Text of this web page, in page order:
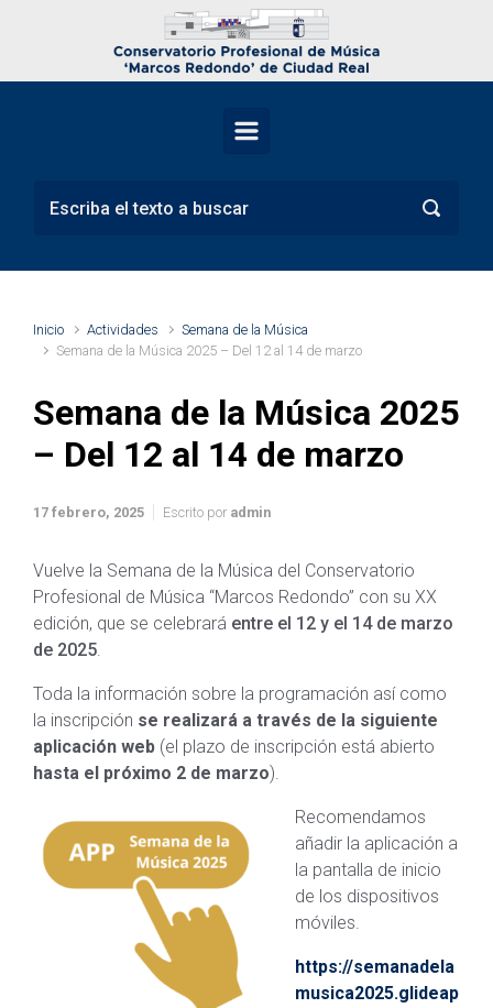
Saltar al contenido principal
Inicio Actividades
Semana de la Música
Semana de la Música 2025 – Del 12 al 14 de marzo
Semana de la Música 2025
– Del 12 al 14 de marzo
17 febrero, 2025 Escrito por admin
Vuelve la Semana de la Música del Conservatorio
Profesional de Música “Marcos Redondo” con su XX
edición, que se celebrará entre el 12 y el 14 de marzo
de 2025.
Toda la información sobre la programación así como
la inscripción se realizará a través de la siguiente
aplicación web (el plazo de inscripción está abierto
hasta el próximo 2 de marzo).
Recomendamos
añadir la aplicación a
la pantalla de inicio
de los dispositivos
móviles.
https://semanadela
musica2025.glideap